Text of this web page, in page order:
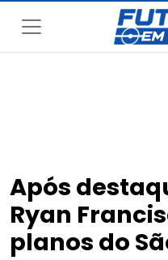
Após
Ryan
planos do